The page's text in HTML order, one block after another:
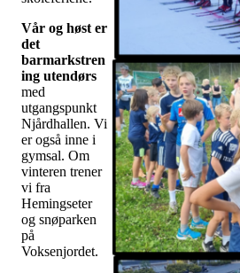
Vår og høst er
det
barmarkstren
ing utendørs
med
utgangspunkt
Njårdhallen. Vi
er også inne i
gymsal. Om
vinteren trener
vi fra
Hemingseter
og snøparken
på
Voksenjordet.